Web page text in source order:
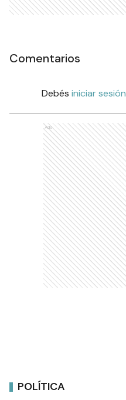
Comentarios
Debés iniciar sesión
Ads
POLÍTICA